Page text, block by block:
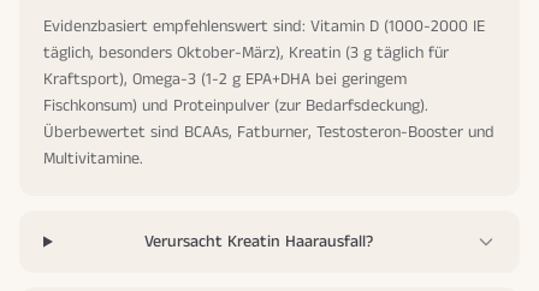
Evidenzbasiert empfehlenswert sind: Vitamin D (1000-2000 IE
täglich, besonders Oktober-März), Kreatin (3 g täglich für
Kraftsport), Omega-3 (1-2 g EPA+DHA bei geringem
Fischkonsum) und Proteinpulver (zur Bedarfsdeckung).
Überbewertet sind BCAAs, Fatburner, Testosteron-Booster und
Multivitamine.
Verursacht Kreatin Haarausfall?